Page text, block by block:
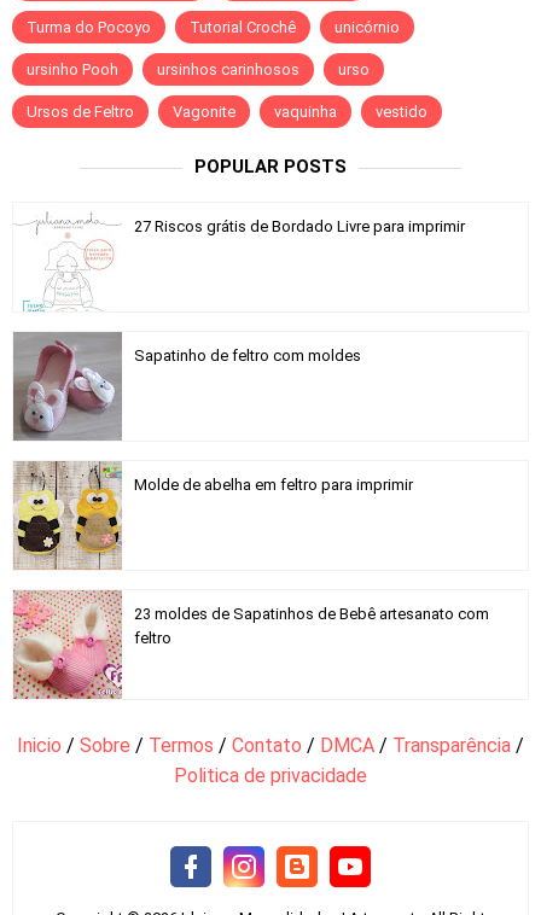
Turma do Pocoyo Tutorial Crochê unicórnio
ursinho Pooh ursinhos carinhosos urso
Ursos de Feltro Vagonite vaquinha vestido
POPULAR POSTS
27 Riscos grátis de Bordado Livre para imprimir
Sapatinho de feltro com moldes
Molde de abelha em feltro para imprimir
23 moldes de Sapatinhos de Bebê artesanato com
feltro
Inicio / Sobre / Termos / Contato / DMCA / Transparência /
Politica de privacidade